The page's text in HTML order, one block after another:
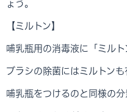
ょう。
【ミルトン】
哺乳瓶用の消毒液に「ミル
ブラシの除菌にはミルトンも
哺乳瓶をつけるのと同様の